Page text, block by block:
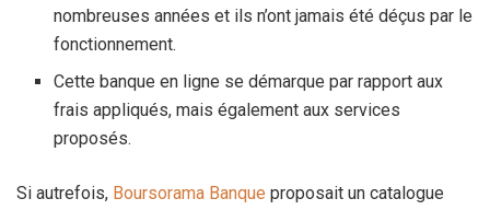
nombreuses années et ils n’ont jamais été déçus par le
fonctionnement.
Cette banque en ligne se démarque par rapport aux
frais appliqués, mais également aux services
proposés.
Si autrefois, Boursorama Banque proposait un catalogue